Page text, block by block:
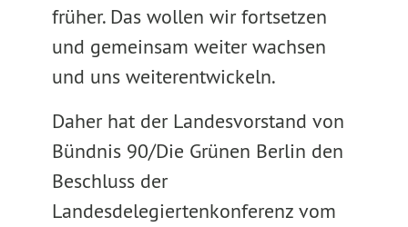
früher. Das wollen wir fortsetzen
und gemeinsam weiter wachsen
und uns weiterentwickeln.
Daher hat der Landesvorstand von
Bündnis 90/Die Grünen Berlin den
Beschluss der
Landesdelegiertenkonferenz vom